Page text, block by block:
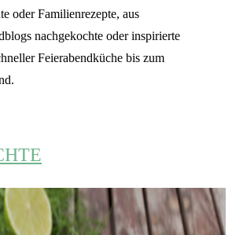
oder Familienrezepte, aus
nachgekochte oder inspirierte
Feierabendküche bis zum